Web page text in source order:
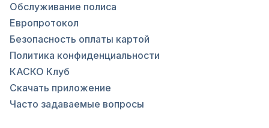
Обслуживание полиса
Европротокол
Безопасность оплаты картой
Политика конфиденциальности
КАСКО Клуб
Скачать приложение
Часто задаваемые вопросы